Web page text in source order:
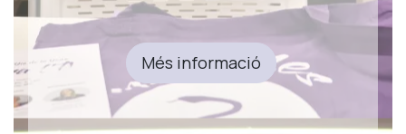
Més informació